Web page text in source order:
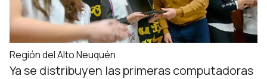
Región del Alto Neuquén
Ya se distribuyen las primeras computadoras